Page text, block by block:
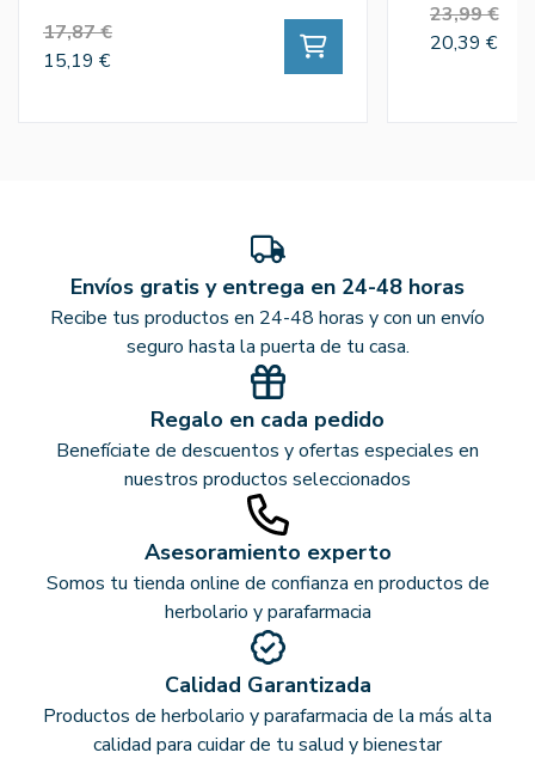
17,87 €
15,19 €
23,99 €
20,39 €
Envíos gratis y entrega en 24-48 horas
Recibe tus productos en 24-48 horas y con un envío
seguro hasta la puerta de tu casa.
Regalo en cada pedido
Benefíciate de descuentos y ofertas especiales en
nuestros productos seleccionados
Asesoramiento experto
Somos tu tienda online de confianza en productos de
herbolario y parafarmacia
Calidad Garantizada
Productos de herbolario y parafarmacia de la más alta
calidad para cuidar de tu salud y bienestar